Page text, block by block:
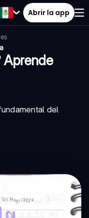
Abrir la app
·
Aprende
del